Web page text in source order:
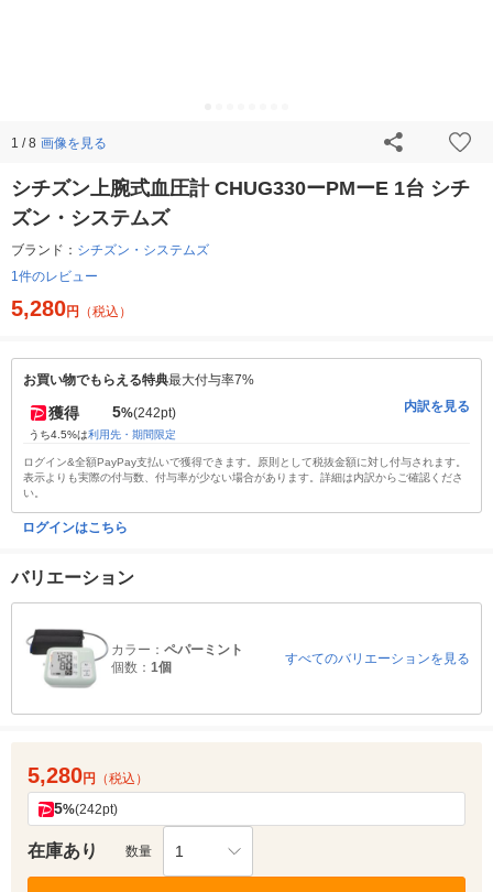
1 / 8 画像を見る
シチズン上腕式血圧計 CHUG330ーPMーE 1台 シチ
ズン・システムズ
ブランド： シチズン・システムズ
1件のレビュー
5,280円 （税込）
お買い物でもらえる特典最大付与率7%
獲得 5%(242pt)
うち4.5%は利用先・期間限定
内訳を見る
ログイン&全額PayPay支払いで獲得できます。原則として税抜金額に対し付与されます。
表示よりも実際の付与数、付与率が少ない場合があります。詳細は内訳からご確認くださ
い。
ログインはこちら
バリエーション
カラー： ペパーミント
個数： 1個
すべてのバリエーションを見る
5,280円 （税込）
5%(242pt)
在庫あり 数量 1